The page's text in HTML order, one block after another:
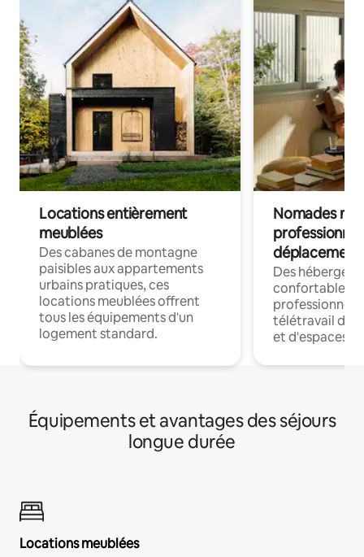
Locations entièrement
meublées
Des cabanes de montagne
paisibles aux appartements
urbains pratiques, ces
locations meublées offrent
tous les équipements d'un
logement standard.
Nomades
déplacement
Des
confortables
professionnels
télétravail
et d'espaces
Équipements et avantages des séjours
longue durée
Locations meublées